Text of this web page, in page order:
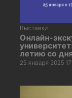
Выставки
Онлайн-
летию со
25 января 2025